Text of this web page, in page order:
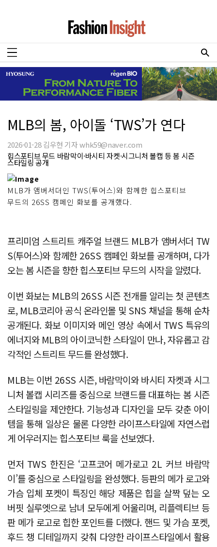
MLB의 봄, 아이돌 ‘TWS’가 연다
2026-01-28 김우현 기자 whk59@naver.com
힙스포티브 무드 바람막이·바시티 자켓·시그니처 볼캡 등 봄 시즌
스타일링 공개
MLB가 앰버서더인 TWS(투어스)와 함께한 힙스포티브
무드의 26SS 캠페인 화보를 공개했다.
프리미엄 스트리트 캐주얼 브랜드 MLB가 앰버서더 TW
S(투어스)와 함께한 26SS 캠페인 화보를 공개하며, 다가
오는 봄 시즌을 향한 힙스포티브 무드의 시작을 알렸다.
이번 화보는 MLB의 26SS 시즌 전개를 알리는 첫 콘텐츠
로, MLB코리아 공식 온라인몰 및 SNS 채널을 통해 순차
공개된다. 화보 이미지와 메인 영상 속에서 TWS 특유의
에너지와 MLB의 아이코닉한 스타일이 만나, 자유롭고 감
각적인 스트리트 무드를 완성했다.
MLB는 이번 26SS 시즌, 바람막이와 바시티 자켓과 시그
니처 볼캡 시리즈를 중심으로 브랜드를 대표하는 봄 시즌
스타일링을 제안한다. 기능성과 디자인을 모두 갖춘 아이
템을 통해 일상은 물론 다양한 라이프스타일에 자연스럽
게 어우러지는 힙스포티브 룩을 선보였다.
먼저 TWS 한진은 ‘고프코어 메가로고 2L 커브 바람막
이’를 중심으로 스타일링을 완성했다. 등판의 메가 로고와
가슴 입체 포켓이 특징인 해당 제품은 힙을 살짝 덮는 오
버핏 실루엣으로 남녀 모두에게 어울리며, 리플렉티브 등
판 메가 로고로 힙한 포인트를 더했다. 핸드 및 가슴 포켓,
후드 챙 디테일까지 갖춰 다양한 라이프스타일에서 활용